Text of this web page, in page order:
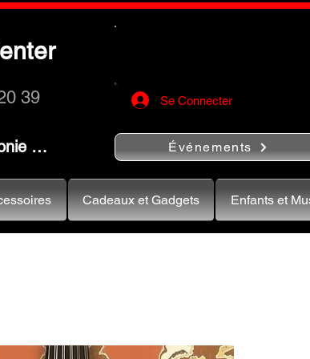
enter
39 Se Connecter
… Événements
Cadeaux et Gadgets Enfants et